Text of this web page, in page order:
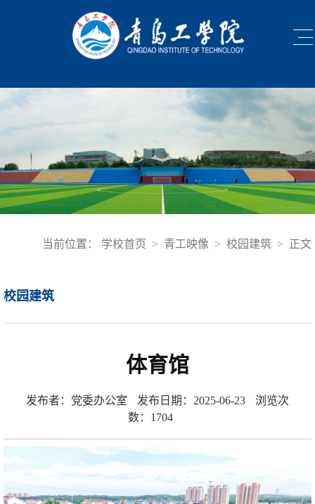
当前位置： 学校首页 > 青工映像 > 校园建筑 > 正文
校园建筑
体育馆
发布者：党委办公室 发布日期：2025-06-23
浏览次
数： 1704